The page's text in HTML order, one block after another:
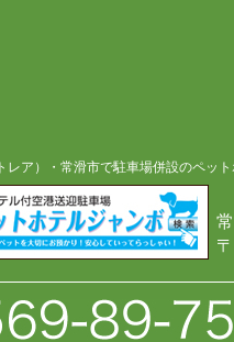
レア）・常滑市で駐車場併設のペッ